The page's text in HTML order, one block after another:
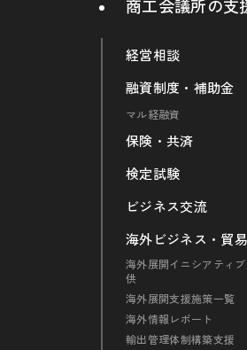
商工会議所の支
経営相談
融資制度・補助金
マル経融資
保険・共済
検定試験
ビジネス交流
海外ビジネス・貿
海外展開イニシアティ
供
海外展開支援施策一覧
海外情報レポート
輸出管理体制構築支援